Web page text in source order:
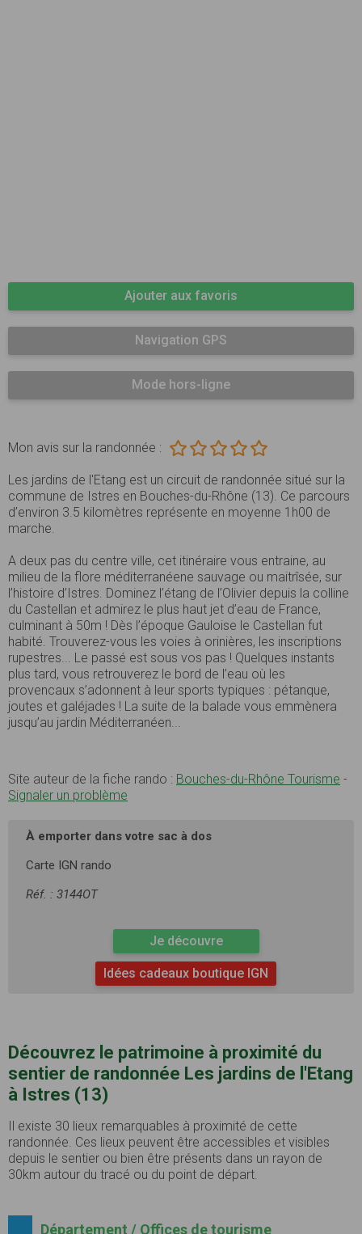
Ajouter aux favoris
Navigation GPS
Mode hors-ligne
Mon avis sur la randonnée :
Les jardins de l'Etang est un circuit de randonnée situé sur la
commune de Istres en Bouches-du-Rhône (13). Ce parcours
d’environ 3.5 kilomètres représente en moyenne 1h00 de
marche.
A deux pas du centre ville, cet itinéraire vous entraine, au
milieu de la flore méditerranéene sauvage ou maitrîsée, sur
l’histoire d’Istres. Dominez l’étang de l’Olivier depuis la colline
du Castellan et admirez le plus haut jet d’eau de France,
culminant à 50m ! Dès l’époque Gauloise le Castellan fut
habité. Trouverez-vous les voies à orinières, les inscriptions
rupestres... Le passé est sous vos pas ! Quelques instants
plus tard, vous retrouverez le bord de l’eau où les
provencaux s’adonnent à leur sports typiques : pétanque,
joutes et galéjades ! La suite de la balade vous emmènera
jusqu’au jardin Méditerranéen...
Site auteur de la fiche rando : Bouches-du-Rhône Tourisme -
Signaler un problème
À emporter dans votre sac à dos
Carte IGN rando
Réf. : 3144OT
Je découvre
Idées cadeaux boutique IGN
Découvrez le patrimoine à proximité du
sentier de randonnée Les jardins de l'Etang
à Istres (13)
Il existe 30 lieux remarquables à proximité de cette
randonnée. Ces lieux peuvent être accessibles et visibles
depuis le sentier ou bien être présents dans un rayon de
30km autour du tracé ou du point de départ.
Département / Offices de tourisme